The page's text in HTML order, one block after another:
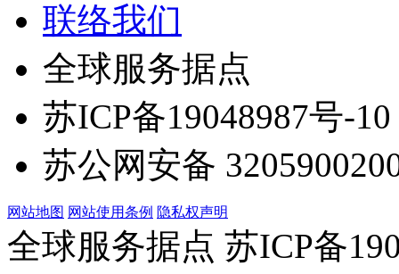
联络我们
全球服务据点
苏ICP备19048987号-10
苏公网安备
网站地图 网站使用条例 隐私权声明
全球服务据点 苏ICP备